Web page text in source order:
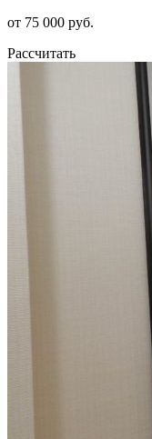
от 75 000 руб.
Рассчитать